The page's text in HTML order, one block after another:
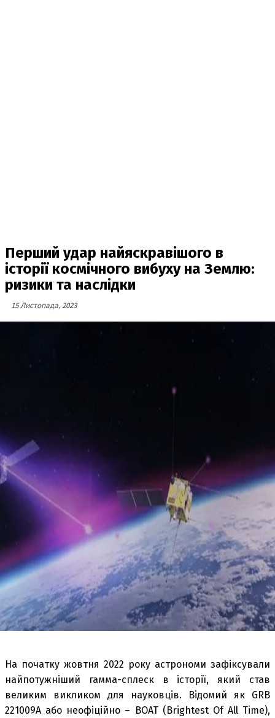
Перший удар найяскравішого в
історії космічного вибуху на Землю:
ризики та наслідки
15 Листопада, 2023
На початку жовтня 2022 року астрономи зафіксували
найпотужніший гамма-сплеск в історії, який став
великим викликом для науковців. Відомий як GRB
221009A або неофіційно – BOAT (Brightest Of All Time),